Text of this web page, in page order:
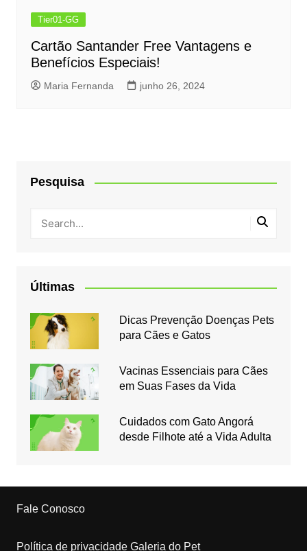
Tier01-GG
Cartão Santander Free Vantagens e
Benefícios Especiais!
Maria Fernanda junho 26, 2024
Pesquisa
Últimas
Dicas Prevenção Doenças Pets
para Cães e Gatos
Vacinas Essenciais para Cães
em Suas Fases da Vida
Cuidados com Gato Angorá
desde Filhote até a Vida Adulta
Fale Conosco
Política de privacidade Galeria do Pet